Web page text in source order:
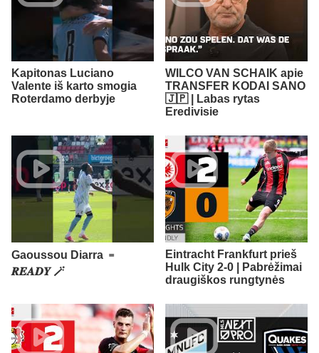
Kapitonas Luciano
Valente iš karto smogia
Roterdamo derbyje
WILCO VAN SCHAIK apie
TRANSFER KODAI SANO
🇯🇵 | Labas rytas
Eredivisie
Gaoussou Diarra ﹦
𝑹𝑬𝑨𝑫𝒀 🪄
Eintracht Frankfurt prieš
Hulk City 2-0 | Pabrėžimai
draugiškos rungtynės